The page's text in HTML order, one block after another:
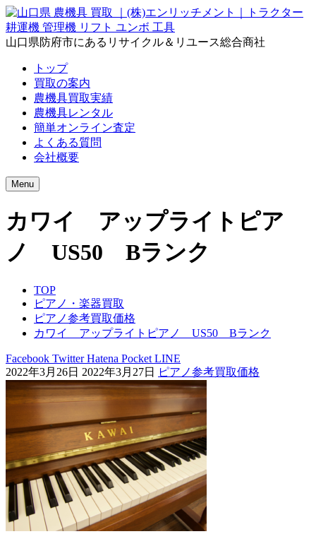
山口県防府市にあるリサイクル＆リユース総合商社
トップ
買取の案内
農機具買取実績
農機具レンタル
簡単オンライン査定
よくある質問
会社概要
Menu
カワイ アップライトピア
ノ US50 Bランク
TOP
ピアノ・楽器買取
ピアノ参考買取価格
カワイ アップライトピアノ US50 Bランク
Facebook TwitterHatena Pocket LINE
2022年3月26日 2022年3月27日 ピアノ参考買取価格